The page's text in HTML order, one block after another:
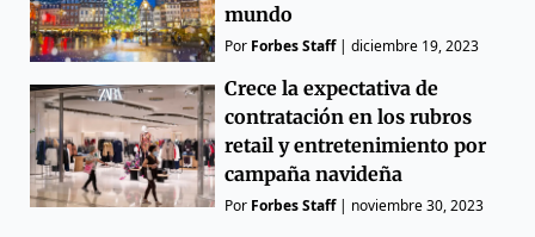
mundo
Por Forbes Staff|diciembre 19, 2023
Crece la expectativa de
contratación en los rubros
retail y entretenimiento por
campaña navideña
Por Forbes Staff| noviembre 30, 2023